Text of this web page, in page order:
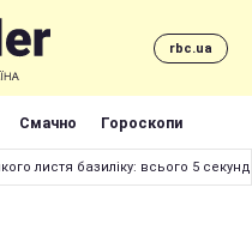
rbc.ua
Смачно Гороскопи
листя базиліку: всього 5